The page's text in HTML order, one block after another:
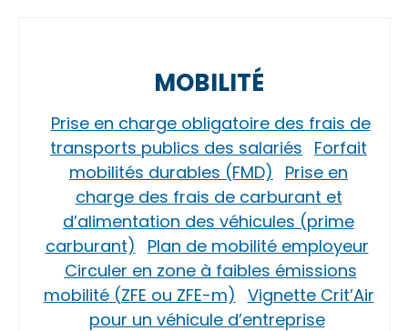
MOBILITÉ
Prise en charge obligatoire des frais de
transports publics des salariés Forfait
mobilités durables (FMD)
Prise en
charge des frais de carburant et
d’alimentation des véhicules (prime
carburant)
Plan de mobilité employeur
Circuler en zone à faibles émissions
mobilité (ZFE ou ZFE-m) Vignette Crit’Air
pour un véhicule d’entreprise